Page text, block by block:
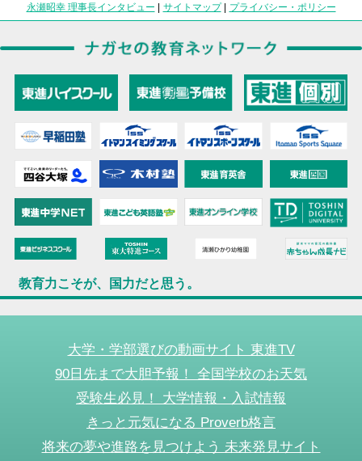
永瀬昭幸 理事長インタビュー | サイトマップ| プライバシー・ポリシー
教育力こそが、国力だと思う。
大学・学部選びの動画サイト 東進TV
90日先まで大胆予報！ 全国学校のお天気
受験生必見！ 大学情報・入試情報
きっと元気になる Proverb格言
将来の夢や進路を見つけよう 未来発見サイト